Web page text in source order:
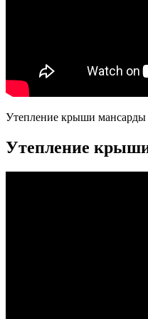
Утепление крыши мансарды
Утепление